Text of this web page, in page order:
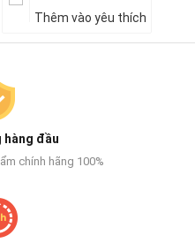
Thêm vào yêu thích
hàng đầu
chính hãng 100%